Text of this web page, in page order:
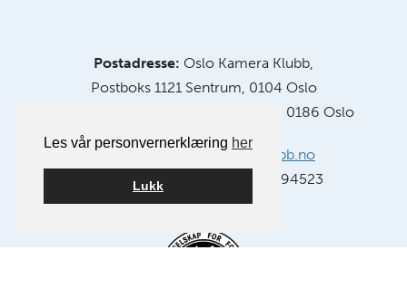
Les vår personvernerklæring her
Lukk
Postadresse: Oslo Kamera Klubb,
Postboks 1121 Sentrum, 0104 Oslo
Chr. Krohgs gate 10, 0186 Oslo
E-post:
info@oslokameraklubb.no
Organisasjonsnummer:
991594523